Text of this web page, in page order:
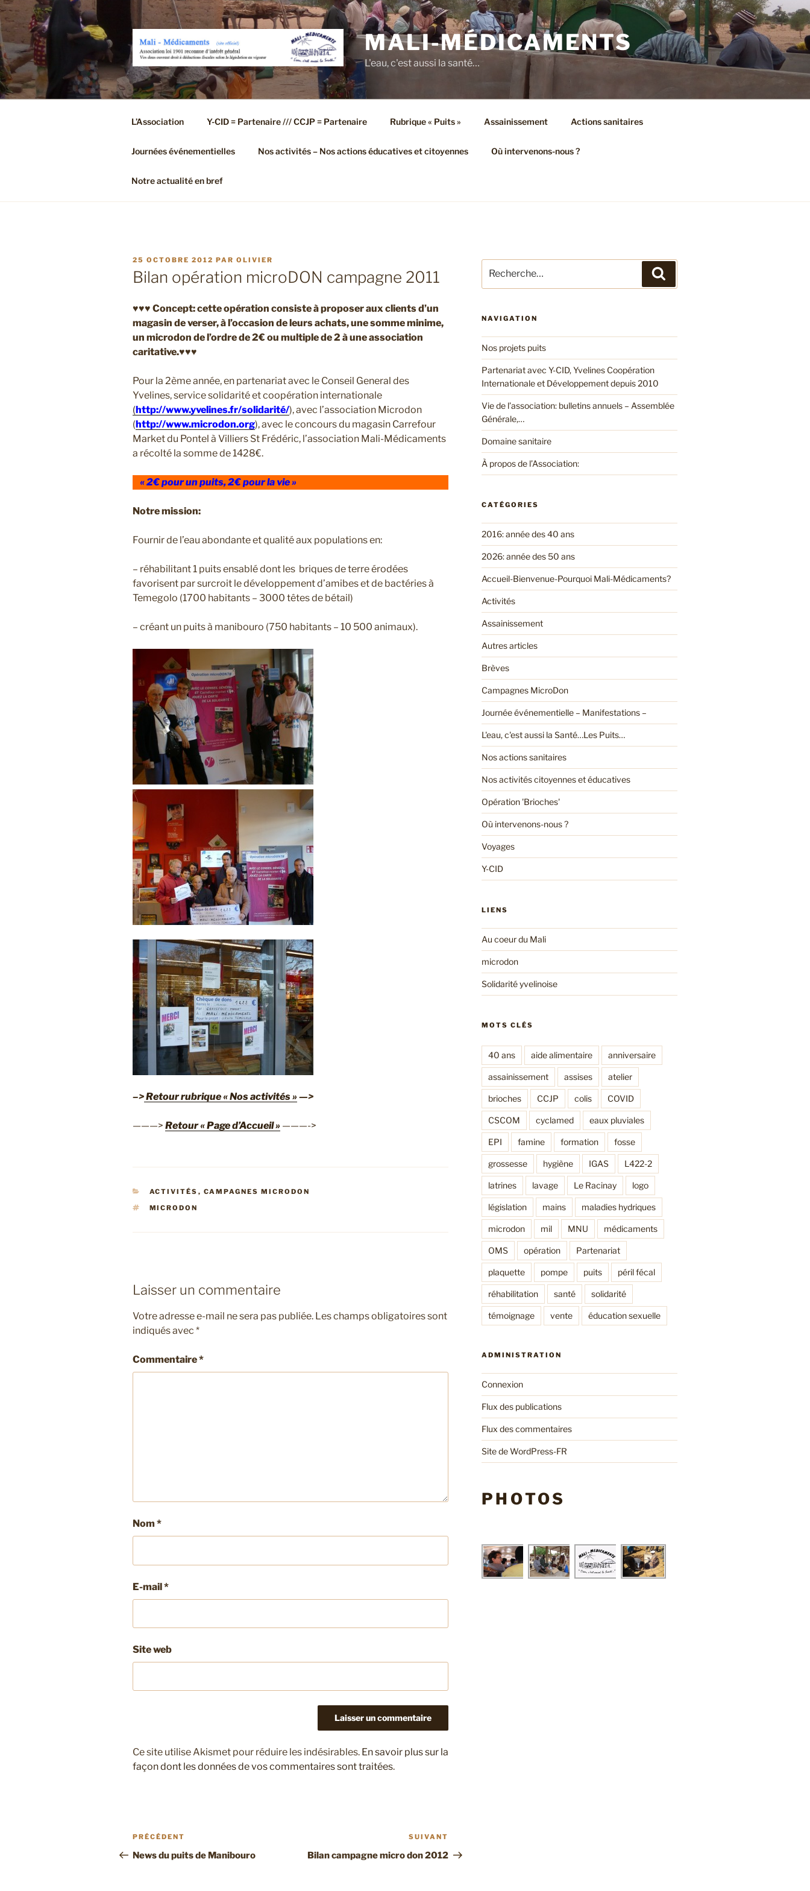
Aller
au
contenu
principal
MALI-MÉDICAMENTS
L'eau, c'est aussi la santé…
L’Association Y-CID = Partenaire /// CCJP = Partenaire Rubrique « Puits » Assainissement Actions sanitaires
Journées événementielles Nos activités – Nos actions éducatives et citoyennes Où intervenons-nous ?
Notre actualité en bref
PUBLIÉ
LE
25 OCTOBRE 2012 PAR OLIVIER
Bilan opération microDON campagne 2011
♥♥♥ Concept: cette opération consiste à proposer aux clients d’un
magasin de verser, à l’occasion de leurs achats, une somme minime,
un microdon de l’ordre de 2€ ou multiple de 2 à une association
caritative.♥♥♥
Pour la 2ème année, en partenariat avec le Conseil General des
Yvelines, service solidarité et coopération internationale
(http://www.yvelines.fr/solidarité/), avec l’association Microdon
(http://www.microdon.org), avec le concours du magasin Carrefour
Market du Pontel à Villiers St Frédéric, l’association Mali-Médicaments
a récolté la somme de 1428€.
« 2€ pour un puits, 2€ pour la vie »
Notre mission:
Fournir de l’eau abondante et qualité aux populations en:
– réhabilitant 1 puits ensablé dont les briques de terre érodées
favorisent par surcroit le développement d’amibes et de bactéries à
Temegolo (1700 habitants – 3000 têtes de bétail)
– créant un puits à manibouro (750 habitants – 10 500 animaux).
–>Retour rubrique « Nos activités » —>
———> Retour « Page d’Accueil » ———->
CATÉGORIES
ACTIVITÉS , CAMPAGNES MICRODON
ÉTIQUETTES
MICRODON
Laisser un commentaire
Votre adresse e-mail ne sera pas publiée. Les champs obligatoires sont
indiqués avec *
Commentaire*
Nom *
E-mail*
Site web
Ce site utilise Akismet pour réduire les indésirables. En savoir plus sur la
façon dont les données de vos commentaires sont traitées.
Navigation
de
Article
précédent
PRÉCÉDENT
News du puits de Manibouro
suivant
SUIVANT
Bilan campagne micro don 2012
pour
:
NAVIGATION
Nos projets puits
Partenariat avec Y-CID, Yvelines Coopération
Internationale et Développement depuis 2010
Vie de l’association: bulletins annuels – Assemblée
Générale,…
Domaine sanitaire
À propos de l’Association:
CATÉGORIES
2016: année des 40 ans
2026: année des 50 ans
Accueil-Bienvenue-Pourquoi Mali-Médicaments?
Activités
Assainissement
Autres articles
Brèves
Campagnes MicroDon
Journée événementielle – Manifestations –
L'eau, c'est aussi la Santé…Les Puits…
Nos actions sanitaires
Nos activités citoyennes et éducatives
Opération 'Brioches'
Où intervenons-nous ?
Voyages
Y-CID
LIENS
Au coeur du Mali
microdon
Solidarité yvelinoise
MOTS CLÉS
40 ans aide alimentaire anniversaire
assainissement assises atelier
brioches CCJP colis COVID
CSCOM cyclamed eaux pluviales
EPI famine formation fosse
grossesse hygiène IGAS L422-2
latrines lavage Le Racinay logo
législation mains maladies hydriques
microdon mil MNU médicaments
OMS opération Partenariat
plaquette pompe puits péril fécal
réhabilitation santé solidarité
témoignage vente éducation sexuelle
ADMINISTRATION
Connexion
Flux des publications
Flux des commentaires
Site de WordPress-FR
PHOTOS